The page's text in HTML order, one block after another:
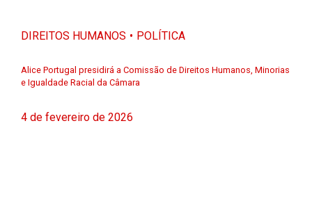
DIREITOS HUMANOS POLÍTICA
Alice Portugal presidirá a Comissão de Direitos Humanos, Minorias
e Igualdade Racial da Câmara
4 de fevereiro de 2026